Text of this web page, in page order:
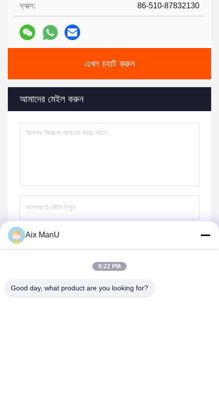
ফ্যাক্স: 86-510-87832130
এখন চ্যাট করুন
আমাদের মেইল ​​করুন
পাঠান
Aix ManU
9:22 PM
Good day, what product are you looking for?